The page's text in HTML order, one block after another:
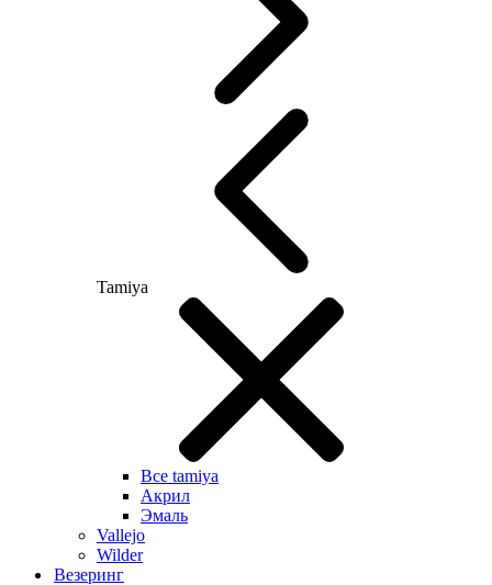
Tamiya
Все tamiya
Акрил
Эмаль
Vallejo
Wilder
Везеринг